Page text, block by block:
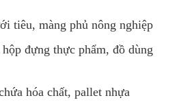
tiêu, màng phủ nông nghiệp
đựng thực phẩm, đồ dùng
hóa chất, pallet nhựa